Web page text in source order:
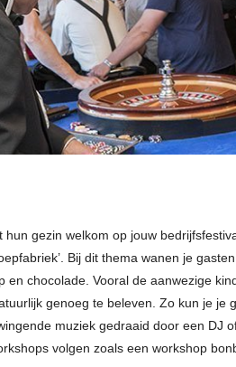
hun gezin welkom op jouw
Bij dit thema wanen je
en chocolade. Vooral de aanwezige
genoeg te beleven. Zo kun je je
muziek gedraaid door een DJ
volgen zoals een workshop